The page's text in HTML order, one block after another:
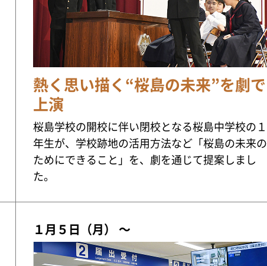
熱く思い描く“桜島の未来”を劇で
上演
桜島学校の開校に伴い閉校となる桜島中学校の１
年生が、学校跡地の活用方法など「桜島の未来の
ためにできること」を、劇を通じて提案しまし
た。
１月５日（月） ～